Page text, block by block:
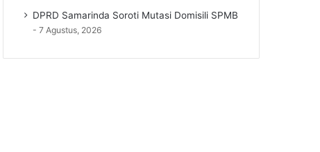
DPRD Samarinda Soroti Mutasi Domisili SPMB
7 Agustus, 2026